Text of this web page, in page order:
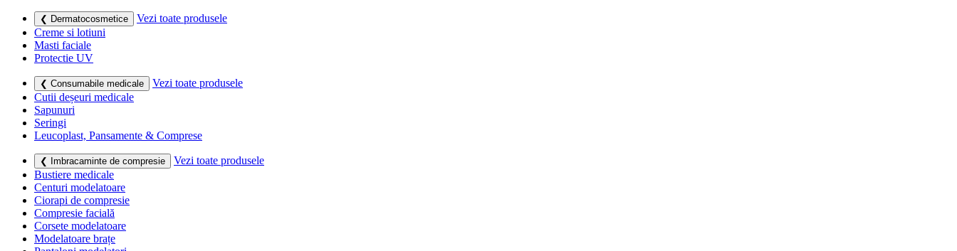
❮ Dermatocosmetice
Vezi toate produsele
Creme si lotiuni
Masti faciale
Protectie UV
❮ Consumabile medicale
Vezi toate produsele
Cutii deșeuri medicale
Sapunuri
Seringi
Leucoplast, Pansamente & Comprese
❮ Imbracaminte de compresie
Vezi toate produsele
Bustiere medicale
Centuri modelatoare
Ciorapi de compresie
Compresie facială
Corsete modelatoare
Modelatoare brațe